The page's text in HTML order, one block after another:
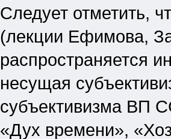
Следует отметить,
(лекции Ефимова,
распространяется
несущая
субъективизма ВП
«Дух времени»,